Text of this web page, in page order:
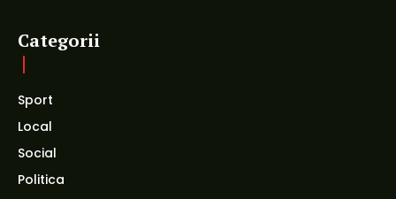
Categorii
Sport
Local
Social
Politica